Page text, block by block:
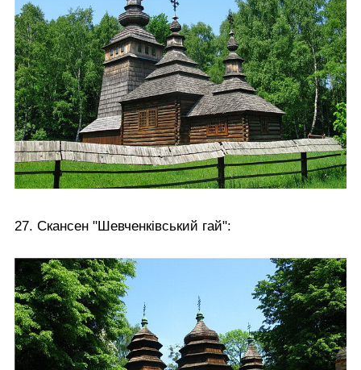
27. Скансен "Шевченківський гай":